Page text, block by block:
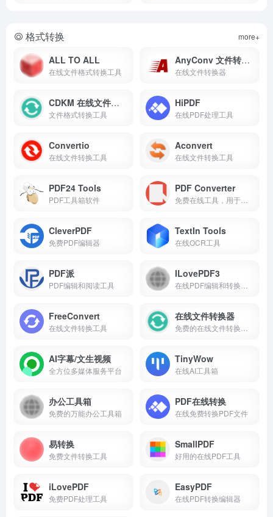
格式转换 more+
ALL TO ALL
在线文件格式转换工具
AnyConv 文件转换器
在线文件转换器
CDKM 在线文件转换器
文件格式转换工具
HiPDF
在线PDF处理工具
Convertio
在线文件转换工具
Aconvert
在线文件转换工具
PDF24 Tools
PDF工具箱软件
PDF Converter
CleverPDF
免费PDF编辑器
TextIn Tools
在线OCR工具
PDF派
PDF编辑和阅读工具
ILovePDF3
FreeConvert
在线文件转换工具
在线文件转换器
AI字幕/文生视频
全方位多媒体服务平台
TinyWow
在线AI工具箱
办公工具箱
免费的万能办公工具箱
PDF在线转换
在线免费转换PDF文件
易转换
免费文件转换工具
SmallPDF
好用的在线PDF工具
iLovePDF
免费PDF处理工具
EasyPDF
在线PDF转换编辑器